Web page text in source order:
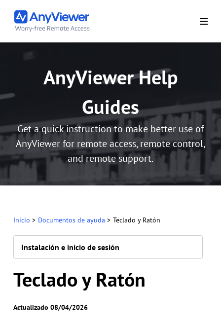
AnyViewer Help
Guides
Get a quick instruction to make better use of
AnyViewer for remote access, remote control,
and remote support.
Inicio > Documentos de ayuda > Teclado y Ratón
Instalación e inicio de sesión
Teclado y Ratón
Actualizado 08/04/2026